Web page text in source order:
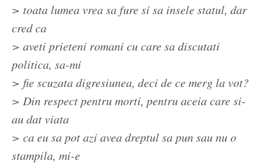
> toata lumea vrea sa fure si sa insele statul, dar
cred ca
> aveti prieteni romani cu care sa discutati
politica, sa-mi
> fie scuzata digresiunea, deci de ce merg la vot?
> Din respect pentru morti, pentru aceia care si-
au dat viata
> ca eu sa pot azi avea dreptul sa pun sau nu o
stampila, mi-e